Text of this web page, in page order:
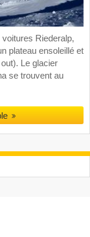
Riederalp,
plateau ensoleillé et
Le glacier
se trouvent au